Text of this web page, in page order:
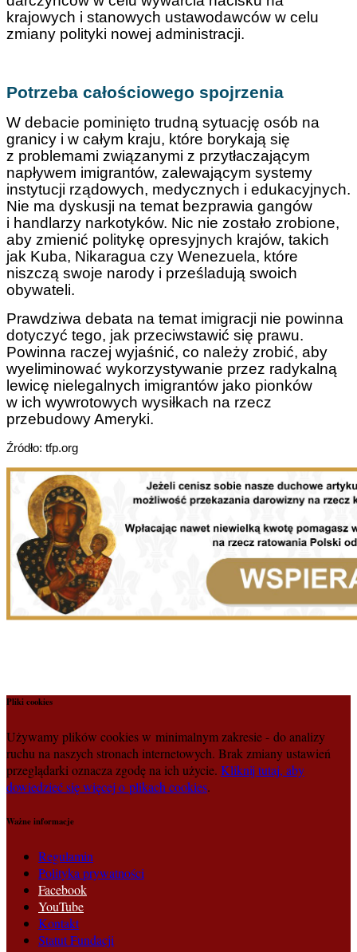
krajowych i stanowych ustawodawców w celu
zmiany polityki nowej administracji.
Potrzeba całościowego spojrzenia
W debacie pominięto trudną sytuację osób na
granicy i w całym kraju, które borykają się
z problemami związanymi z przytłaczającym
napływem imigrantów, zalewającym systemy
instytucji rządowych, medycznych i edukacyjnych.
Nie ma dyskusji na temat bezprawia gangów
i handlarzy narkotyków. Nic nie zostało zrobione,
aby zmienić politykę opresyjnych krajów, takich
jak Kuba, Nikaragua czy Wenezuela, które
niszczą swoje narody i prześladują swoich
obywateli.
Prawdziwa debata na temat imigracji nie powinna
dotyczyć tego, jak przeciwstawić się prawu.
Powinna raczej wyjaśnić, co należy zrobić, aby
wyeliminować wykorzystywanie przez radykalną
lewicę nielegalnych imigrantów jako pionków
w ich wywrotowych wysiłkach na rzecz
przebudowy Ameryki.
Źródło: tfp.org
Pliki cookies
Używamy plików cookies w minimalnym zakresie - do analizy
ruchu na naszych stronach internetowych. Brak zmiany ustawień
przeglądarki oznacza zgodę na ich użycie. Kliknij tutaj, aby
dowiedzieć się więcej o plikach cookies.
Ważne informacje
Regulamin
Polityka prywatności
Facebook
YouTube
Kontakt
Statut Fundacji